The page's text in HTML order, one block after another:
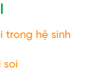
trong hệ sinh
soi